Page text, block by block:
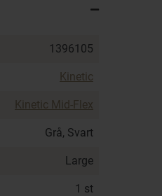
1396105
Kinetic
Kinetic Mid-Flex
Grå, Svart
Large
1 st